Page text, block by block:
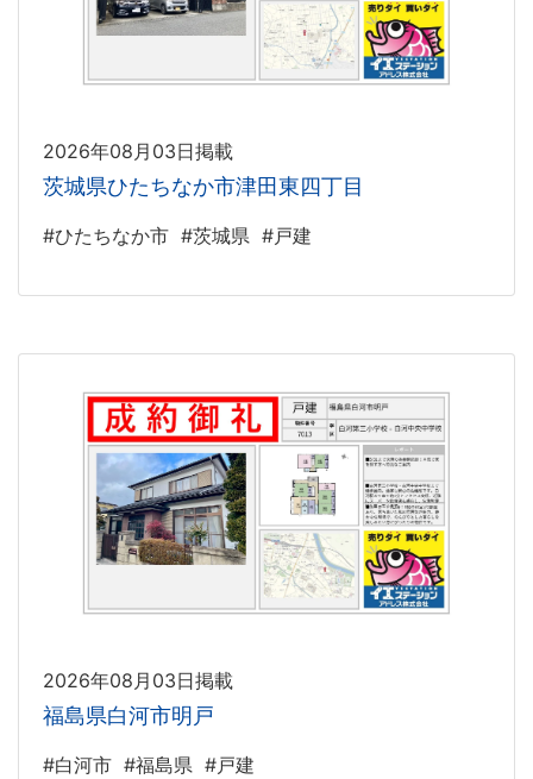
2026年08月03日掲載
茨城県ひたちなか市津田東四丁目
#ひたちなか市 #茨城県 #戸建
2026年08月03日掲載
福島県白河市明戸
#白河市 #福島県 #戸建